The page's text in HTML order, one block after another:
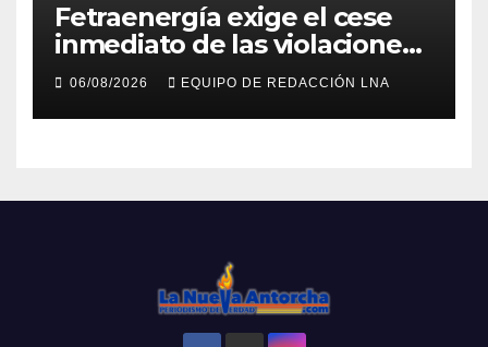
Fetraenergía exige el cese
inmediato de las violaciones
a los derechos laborales en la
Industria Petrolera
Venezolana
06/08/2026 EQUIPO DE REDACCIÓN LNA